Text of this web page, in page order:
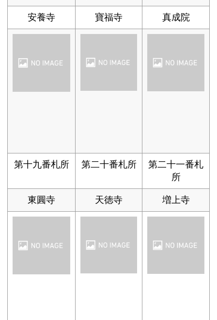
安養寺 寶福寺 真成院
第十九番札所 第二十番札所
第二十一番札
所
東圓寺 天徳寺 増上寺